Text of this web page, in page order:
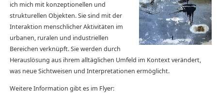
ich mich mit konzeptionellen und
strukturellen Objekten. Sie sind mit der
Interaktion menschlicher Aktivitäten im
urbanen, ruralen und industriellen
Bereichen verknüpft. Sie werden durch
Herauslösung aus ihrem alltäglichen Umfeld im Kontext verändert,
was neue Sichtweisen und Interpretationen ermöglicht.
Weitere Information gibt es im Flyer: